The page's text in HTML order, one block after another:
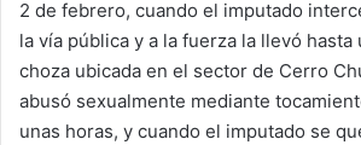
2 de febrero, cuando el imputado
la vía pública y a la fuerza la llevó hasta
choza ubicada en el sector de Cerro
abusó sexualmente mediante
unas horas, y cuando el imputado se